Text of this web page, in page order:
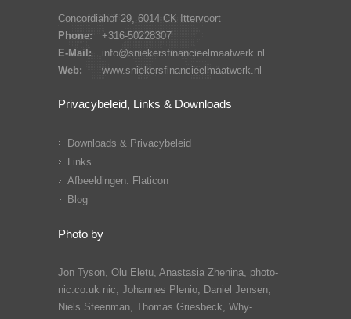
Concordiahof 29, 6014 CK Ittervoort
Phone:
+316-50228307
E-Mail:
info@sniekersfinancieelmaatwerk.nl
Web:
www.sniekersfinancieelmaatwerk.nl
Privacybeleid, Links & Downloads
Downloads & Privacybeleid
Links
Afbeeldingen: Flaticon
Blog
Photo by
Jon Tyson, Olu Eletu, Anastasia Zhenina, photo-
nic.co.uk nic, Johannes Plenio, Daniel Jensen,
Niels Steenman, Thomas Griesbeck, Why-